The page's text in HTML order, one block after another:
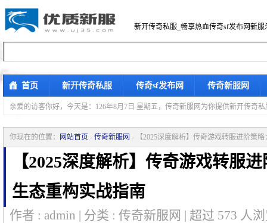
新开传奇私服_畅享热血传奇sf发布网新服
首页 新开传奇私服 传奇sf发布网 传奇新服网
亲爱的访客你好， 今天是：126年8月7日 星期五，传奇新服网为你提供新开传奇
你现在的位置： 网站首页 - 传奇新服网 - 【2025深度解析】传奇游戏转服进阶策
【2025深度解析】传奇游戏转服
生态重构实战指南
作者 : admin | 分类 : 传奇新服网 | 超过 573 人